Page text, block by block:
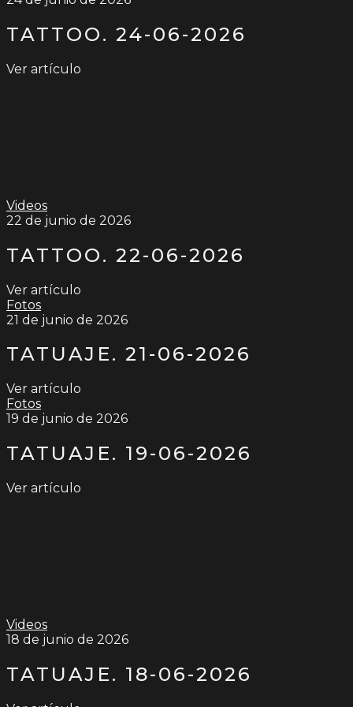
TATTOO. 24-06-2026
Ver artículo
Videos
22 de junio de 2026
TATTOO. 22-06-2026
Ver artículo
Fotos
21 de junio de 2026
TATUAJE. 21-06-2026
Ver artículo
Fotos
19 de junio de 2026
TATUAJE. 19-06-2026
Ver artículo
Videos
18 de junio de 2026
TATUAJE. 18-06-2026